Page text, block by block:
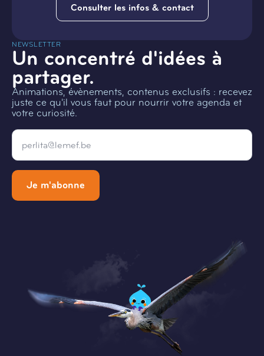
Consulter les infos & contact
NEWSLETTER
Un concentré d'idées à
partager.
Animations, évènements, contenus exclusifs : recevez
juste ce qu'il vous faut pour nourrir votre agenda et
votre curiosité.
Email
Je m'abonne